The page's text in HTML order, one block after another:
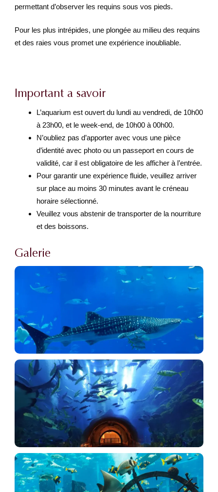
permettant d’observer les requins sous vos pieds.
Pour les plus intrépides, une plongée au milieu des requins
et des raies vous promet une expérience inoubliable.
Important a savoir
L’aquarium est ouvert du lundi au vendredi, de 10h00
à 23h00, et le week-end, de 10h00 à 00h00.
N’oubliez pas d’apporter avec vous une pièce
d’identité avec photo ou un passeport en cours de
validité, car il est obligatoire de les afficher à l’entrée.
Pour garantir une expérience fluide, veuillez arriver
sur place au moins 30 minutes avant le créneau
horaire sélectionné.
Veuillez vous abstenir de transporter de la nourriture
et des boissons.
Galerie